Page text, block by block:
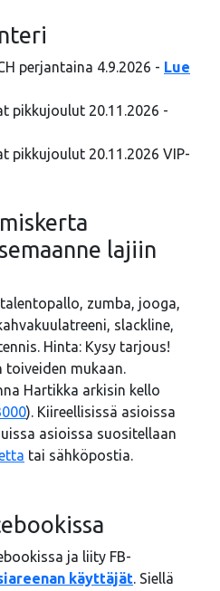
perjantaina 4.9.2026 - Lue
pikkujoulut 20.11.2026 -
pikkujoulut 20.11.2026 VIP-
lajiin
zumba, jooga,
slackline,
Hinta: Kysy tarjous!
mukaan.
Hartikka arkisin kello
). Kiireellisissä asioissa
asioissa suositellaan
tai sähköpostia.
ja liity FB-
käyttäjät. Siellä